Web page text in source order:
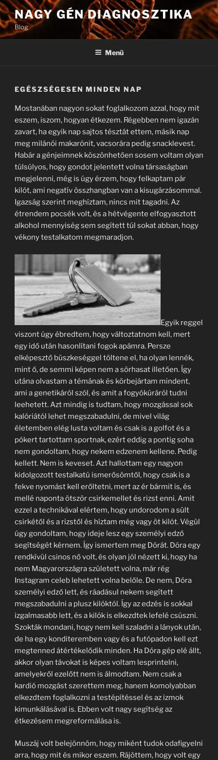
Tartalomhoz
NAGY GÉN DIAGNOSZTIKA
Blog
Menü
EGÉSZSÉGESEN MINDEN NAP
Mostanában nagyon sokat foglalkozom azzal, hogy mit
eszem, iszom, hogyan étkezem. Régebben nem igazán
zavart, ha egyik nap sajtos tésztát ettem, másik nap
meg milánói makarónit, vacsorára pedig snacklevest.
Habár a génjeimnek köszönhetően sosem voltam olyan
túlsúlyos, hogy gondot jelentett volna társaságban
megjelenni, még is úgy érzem, hogy felkaptam pár
kilót, ami negatív összhangban van a kisugárzásommal.
Igazság szerint meghíztam, nincs mit tagadni. Az
étrendem pocsék volt, és a hétvégente elfogyasztott
alkohol mennyiség sem segített túl sokat abban, hogy
vékony testalkatom megmaradjon.
Egyik reggel
viszont úgy ébredtem, hogy változtatnom kell, mert
egy idő után hasonlítani fogok apámra. Persze
elképesztő büszkeséggel töltene el, ha olyan lennék,
mint ő, de semmi képen nem a sörhasat illetően. Így
utána olvastam a témának és körbejártam mindent,
ami a genetikáról szól, és amit a fogyókúráról tudni
leehetett. Azt mindig is tudtam, hogy mozgással sok
kalóriától lehet megszabadulni, de mivel világ
életemben elég lusta voltam és csak is a golfot és a
pókert tartottam sportnak, ezért eddig a pontig soha
nem gondoltam, hogy nekem edzenem kellene. Pedig
kellett. Nem is keveset. Azt hallottam egy nagyon
kidolgozott testalkatú ismerősömtől, hogy csak is a
fekve nyomást kell erőltetni, mert az ér bármit is, és
mellé naponta ötször csirkemellet és rizst enni. Amit
ezzel a technikával elértem, hogy undorodom a sült
csirkétől és a rizstől és híztam még vagy öt kilót. Végül
úgy gondoltam, hogy ideje lesz egy személyi edző
segítségét kérnem. Így ismertem meg Dórát. Dóra egy
rendkívül csinos nő volt, és olyan jól nézett ki, hogy ha
nem Magyarországra született volna, már rég
Instagram celeb lehetett volna belőle. De nem, Dóra
személyi edző lett, és ráadásul nekem segített
megszabadulni a plusz kilóktól. Így az edzés is sokkal
izgalmasabb lett, és a kilók is elkezdtek lefelé csúszni.
Szokták mondani, hogy nem kell szaladni a lányok után,
de ha egy konditeremben vagy és a futópadon kell ezt
megtenned átértékelődik minden. Ha Dóra gép elé állt,
akkor olyan távokat is képes voltam lesprintelni,
amelyekről ezelőtt nem is álmodtam. Nem csak a
kardió mozgást szerettem meg, hanem komolyabban
elkezdtem foglalkozni a testépítéssel és az izmok
kimunkálásával is. Ebben volt nagy segítség az
étkezésem megreformálása is.
Muszáj volt belejönnöm, hogy miként tudok odafigyelni
arra, hogy mit és mikor eszem. Rájöttem, hogy volt egy